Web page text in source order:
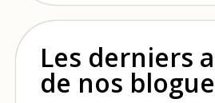
Les derniers
de nos